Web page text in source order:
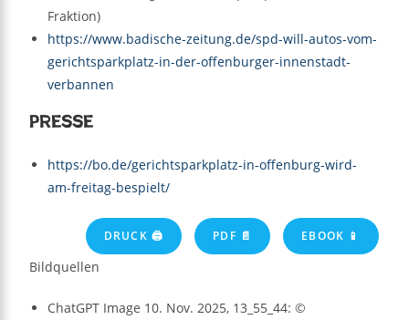
Fraktion)
https://www.badische-zeitung.de/spd-will-autos-vom-
gerichtsparkplatz-in-der-offenburger-innenstadt-
verbannen
Presse
https://bo.de/gerichtsparkplatz-in-offenburg-wird-
am-freitag-bespielt/
DRUCK 🖨 PDF 📄 EBOOK 📱
Bildquellen
ChatGPT Image 10. Nov. 2025, 13_55_44: ©